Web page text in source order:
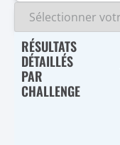
RÉSULTATS
DÉTAILLÉS
PAR
CHALLENGE